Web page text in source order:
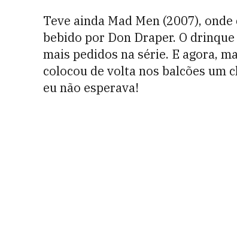
Teve ainda Mad Men (2007),
bebido por Don Draper. O
mais pedidos na série. E agora,
colocou de volta nos balcões um
eu não esperava!